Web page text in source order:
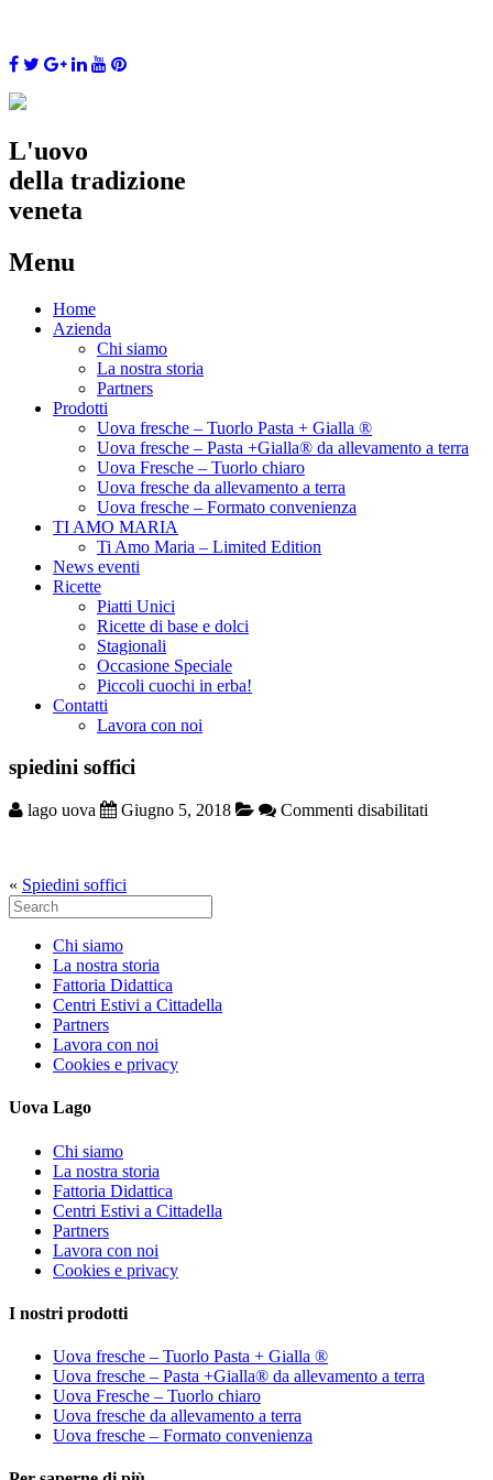
L'uovo
della tradizione
veneta
Menu
Skip
Home
Azienda
Chi siamo
La nostra storia
Partners
Prodotti
Uova fresche – Tuorlo Pasta + Gialla ®
Uova fresche – Pasta +Gialla® da allevamento a terra
Uova Fresche – Tuorlo chiaro
Uova fresche da allevamento a terra
Uova fresche – Formato convenienza
TI AMO MARIA
Ti Amo Maria – Limited Edition
News eventi
Ricette
Piatti Unici
Ricette di base e dolci
Stagionali
Occasione Speciale
Piccoli cuochi in erba!
Contatti
Lavora con noi
spiedini soffici
lago uova Giugno 5, 2018 Commenti disabilitati
« Spiedini soffici
Search
for:
Chi siamo
La nostra storia
Fattoria Didattica
Centri Estivi a Cittadella
Partners
Lavora con noi
Cookies e privacy
Uova Lago
Chi siamo
La nostra storia
Fattoria Didattica
Centri Estivi a Cittadella
Partners
Lavora con noi
Cookies e privacy
I nostri prodotti
Uova fresche – Tuorlo Pasta + Gialla ®
Uova fresche – Pasta +Gialla® da allevamento a terra
Uova Fresche – Tuorlo chiaro
Uova fresche da allevamento a terra
Uova fresche – Formato convenienza